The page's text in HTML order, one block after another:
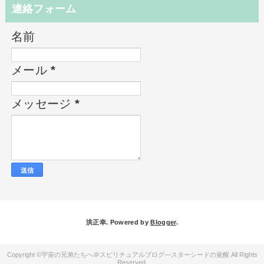
連絡フォーム
名前
メール*
メッセージ *
洪正幸. Powered by Blogger.
宇宙の兄弟たちへ＠スピリチュアルブログ―スターシードの覚醒